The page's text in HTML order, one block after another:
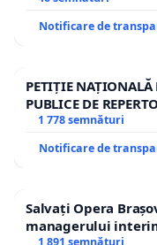
Notificare de
PETIȚIE NAȚIONALĂ
PUBLICE DE
1 778 semnături
Notificare de
Salvați Opera
managerului